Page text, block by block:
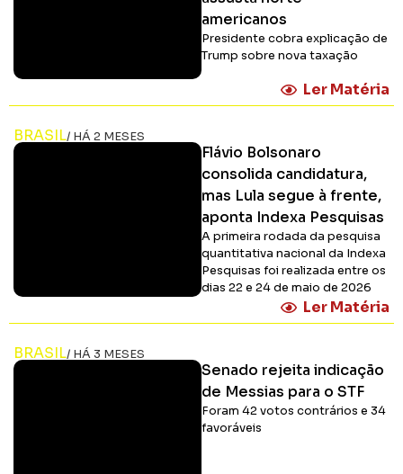
americanos
Presidente cobra explicação de
Trump sobre nova taxação
Ler Matéria
BRASIL/ HÁ 2 MESES
Flávio Bolsonaro
consolida candidatura,
mas Lula segue à frente,
aponta Indexa Pesquisas
A primeira rodada da pesquisa
quantitativa nacional da Indexa
Pesquisas foi realizada entre os
dias 22 e 24 de maio de 2026
Ler Matéria
BRASIL/ HÁ 3 MESES
Senado rejeita indicação
de Messias para o STF
Foram 42 votos contrários e 34
favoráveis